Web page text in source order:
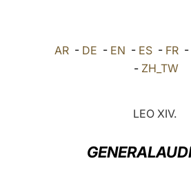
AR - DE - EN - ES - FR -
- ZH_TW
LEO XIV.